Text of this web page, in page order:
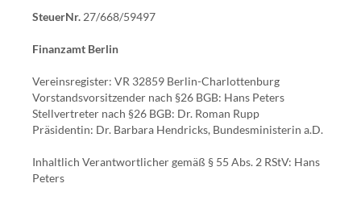
SteuerNr. 27/668/59497
Finanzamt Berlin
Vereinsregister: VR 32859 Berlin-Charlottenburg
Vorstandsvorsitzender nach §26 BGB: Hans Peters
Stellvertreter nach §26 BGB: Dr. Roman Rupp
Präsidentin: Dr. Barbara Hendricks, Bundesministerin a.D.
Inhaltlich Verantwortlicher gemäß § 55 Abs. 2 RStV: Hans
Peters